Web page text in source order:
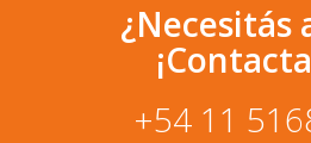
¿Necesitás
+54 11